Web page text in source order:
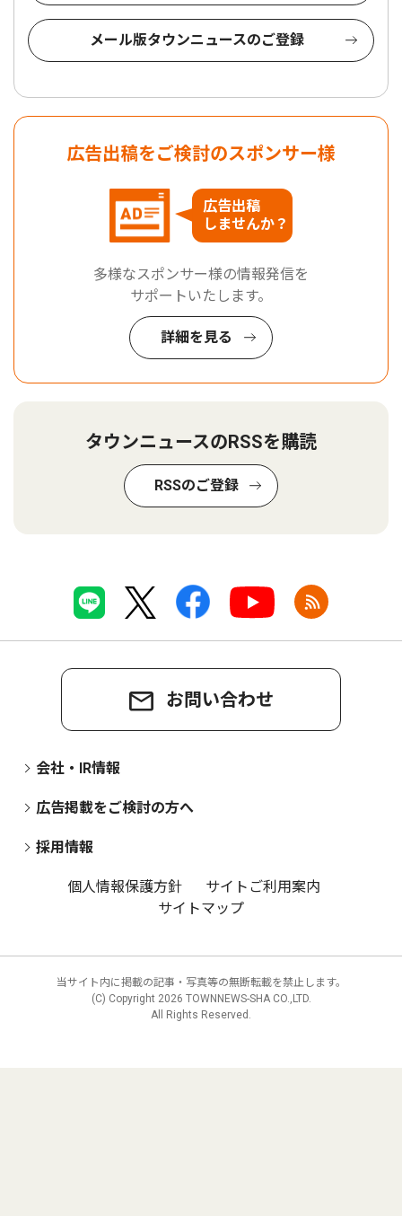
メール版タウンニュースのご登録
広告出稿をご検討のスポンサー様
広告出稿
しませんか？
多様なスポンサー様の情報発信を
サポートいたします。
詳細を見る
タウンニュースのRSSを購読
RSSのご登録
お問い合わせ
会社・IR情報
広告掲載をご検討の方へ
採用情報
個人情報保護方針
サイトご利用案内
サイトマップ
当サイト内に掲載の記事・写真等の無断転載を禁止します。
(C) Copyright 2026 TOWNNEWS-SHA CO.,LTD.
All Rights Reserved.